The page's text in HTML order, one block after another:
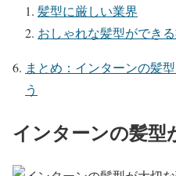
髪型に厳しい業界
おしゃれな髪型ができ
まとめ：インターンの髪
う
インターンの髪型